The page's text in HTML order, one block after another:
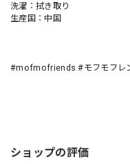
洗濯：拭き取り
生産国：中国
#mofmofriends #モフモフレ
ショップの評価